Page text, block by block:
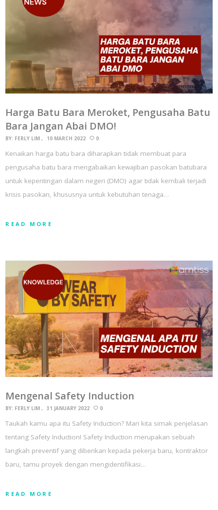
Harga Batu Bara Meroket, Pengusaha Batu
Bara Jangan Abai DMO!
BY: FERLY LIM 10 MARCH 2022 0
Kenaikan harga batu bara diharapkan tidak membuat para
pengusaha batu bara mengabaikan kewajiban pasokan batubara
untuk kepentingan dalam negeri (DMO) agar tidak kembali terjadi
krisis pasokan, khususnya untuk kebutuhan tenaga…
READ MORE
Mengenal Safety Induction
BY: FERLY LIM 31 JANUARY 2022 0
Taukah kamu apa itu Safety Induction? Mari kita simak penjelasan
tentang Safety Induction! Safety Induction merupakan sebuah
langkah preventif yang diberikan kepada pekerja baru, kontraktor
baru, tamu proyek dengan mengidentifikasi…
READ MORE